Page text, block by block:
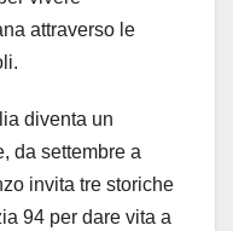
attraverso le
diventa un
da settembre a
invita tre storiche
94 per dare vita a